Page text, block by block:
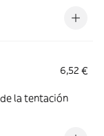
6,52 €
la tentación